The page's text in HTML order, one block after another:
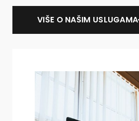
VIŠE O NAŠIM USLUGAMA